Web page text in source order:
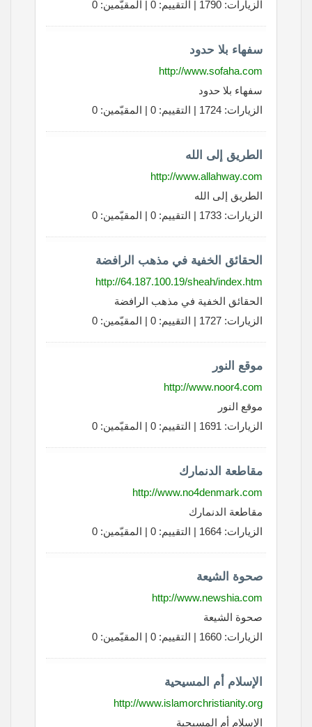
الزيارات: 1790 | التقييم: 0 | المقيّمين: 0
سفهاء بلا حدود
http://www.sofaha.com
سفهاء بلا حدود
الزيارات: 1724 | التقييم: 0 | المقيّمين: 0
الطريق إلى الله
http://www.allahway.com
الطريق إلى الله
الزيارات: 1733 | التقييم: 0 | المقيّمين: 0
الحقائق الخفية في مذهب الرافضة
http://64.187.100.19/sheah/index.htm
الحقائق الخفية في مذهب الرافضة
الزيارات: 1727 | التقييم: 0 | المقيّمين: 0
موقع النور
http://www.noor4.com
موقع النور
الزيارات: 1691 | التقييم: 0 | المقيّمين: 0
مقاطعة الدنمارك
http://www.no4denmark.com
مقاطعة الدنمارك
الزيارات: 1664 | التقييم: 0 | المقيّمين: 0
صحوة الشيعة
http://www.newshia.com
صحوة الشيعة
الزيارات: 1660 | التقييم: 0 | المقيّمين: 0
الإسلام أم المسيحية
http://www.islamorchristianity.org
الإسلام أم المسيحية